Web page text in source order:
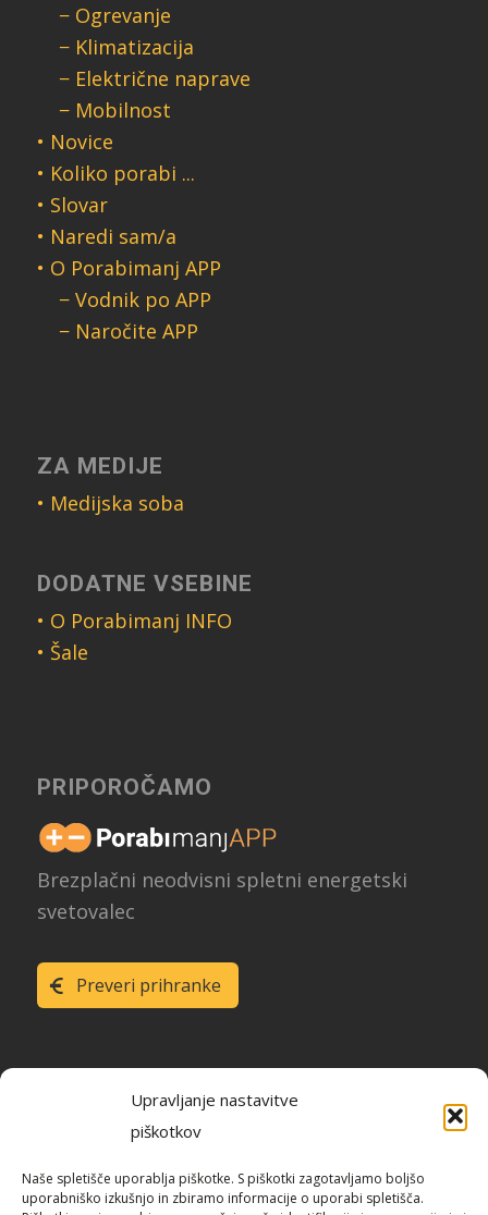
Upravljanje nastavitve
piškotkov
Naše spletišče uporablja piškotke. S piškotki zagotavljamo boljšo
uporabniško izkušnjo in zbiramo informacije o uporabi spletišča.
− Ogrevanje
− Klimatizacija
− Električne naprave
− Mobilnost
• Novice
• Koliko porabi ...
• Slovar
• Naredi sam/a
• O Porabimanj APP
− Vodnik po APP
− Naročite APP
ZA MEDIJE
• Medijska soba
DODATNE VSEBINE
• O Porabimanj INFO
• Šale
PRIPOROČAMO
Brezplačni neodvisni spletni energetski
svetovalec
Preveri prihranke
Slovenije